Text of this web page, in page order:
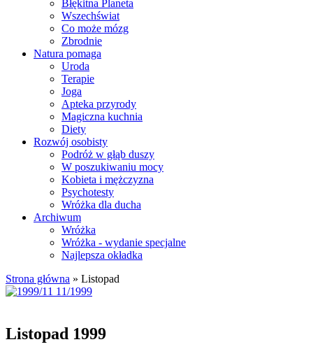
Błękitna Planeta
Wszechświat
Co może mózg
Zbrodnie
Natura pomaga
Uroda
Terapie
Joga
Apteka przyrody
Magiczna kuchnia
Diety
Rozwój osobisty
Podróż w głąb duszy
W poszukiwaniu mocy
Kobieta i mężczyzna
Psychotesty
Wróżka dla ducha
Archiwum
Wróżka
Wróżka - wydanie specjalne
Najlepsza okładka
Strona główna » Listopad
Listopad 1999